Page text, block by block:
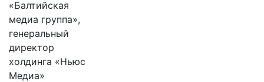
«Балтийская
медиа группа»,
генеральный
директор
холдинга «Ньюс
Медиа»